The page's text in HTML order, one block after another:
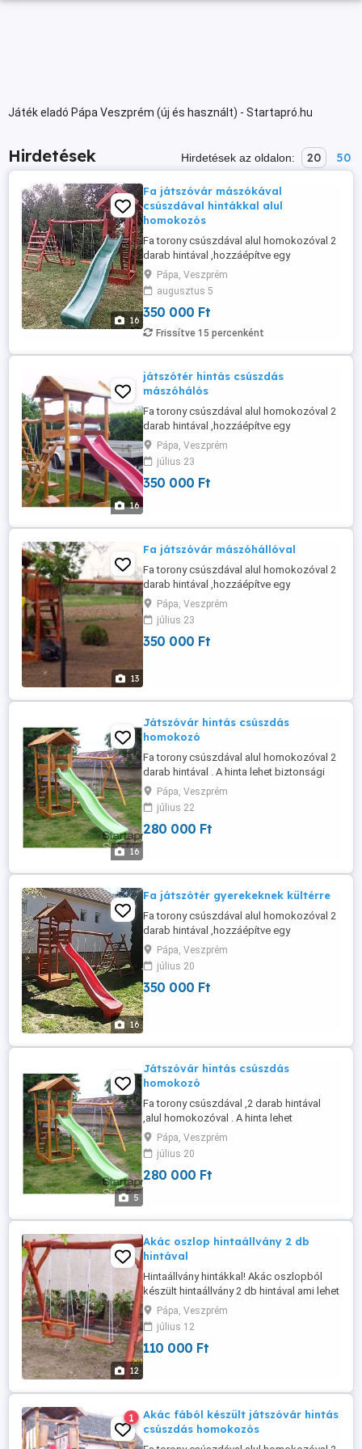
Játék eladó Pápa Veszprém (új és használt) - Startapró.hu
Hirdetések Hirdetések az oldalon: 20 50
16
Fa játszóvár mászókával
csúszdával hintákkal alul
homokozós
Fa torony csúszdával alul homokozóval 2
darab hintával ,hozzáépítve egy
mászóhálós mászókával amelynek egyik
oldala kötélháló a másik létra. A hinta
lehet biztonsági vagy lap hinta. A csúszda
csúszófelülete 3 méter színe választható
kék,zöld,sárga,piros. A játszóvár akácból
és tölgyből készül ami keményfa ...
Pápa, Veszprém
augusztus 5
350 000 Ft
Frissítve 15 percenként
16
játszótér hintás csúszdás
mászóhálós
Fa torony csúszdával alul homokozóval 2
darab hintával ,hozzáépítve egy
mászóhálós mászókával amelynek egyik
oldala kötélháló a másik létra. A hinta
lehet biztonsági vagy lap hinta. A csúszda
csúszófelülete 3 méter színe választható
Pápa, Veszprém
július 23
350 000 Ft
13
Fa játszóvár mászóhállóval
Fa torony csúszdával alul homokozóval 2
darab hintával ,hozzáépítve egy
mászóhálós mászókával amelynek egyik
oldala kötélháló a másik létra. A hinta
lehet biztonsági vagy lap hinta. A csúszda
csúszófelülete 3 méter színe választható
Pápa, Veszprém
július 23
350 000 Ft
16
Játszóvár hintás csúszdás
homokozó
Fa torony csúszdával alul homokozóval 2
darab hintával . A hinta lehet biztonsági
vagy lap hinta. A csúszda csúszófelülete
3 méter színe választható kék, zöld,
sárga, piros. A játszóvár akácból és
tölgyből készül ami keményfa így jobban
Pápa, Veszprém
július 22
280 000 Ft
16
Fa játszótér gyerekeknek kültérre
Fa torony csúszdával alul homokozóval 2
darab hintával ,hozzáépítve egy
mászóhálós mászókával amelynek egyik
oldala kötélháló a másik létra. A hinta
lehet biztonsági vagy lap hinta. A csúszda
csúszófelülete 3 méter színe választható
Pápa, Veszprém
július 20
350 000 Ft
5
Játszóvár hintás csúszdás
homokozó
Fa torony csúszdával ,2 darab hintával
,alul homokozóval . A hinta lehet
biztonsági vagy lap hinta. A csúszda
csúszófelülete 3 méter színe választható
kék,zöld,sárga,piros. A játszóvár akácból
és tölgyből készül ami keményfa így
Pápa, Veszprém
július 20
280 000 Ft
12
Akác oszlop hintaállvány 2 db
hintával
Hintaállvány hintákkal! Akác oszlopból
készült hintaállvány 2 db hintával ami lehet
lap vagy biztonsági. Akácból készül ami
keményfa így jobban ellenáll az időjárási
viszonyoknak színe választható, a
felületkezelést az ár tartalmazza. Csiszolt
Pápa, Veszprém
július 12
110 000 Ft
1
Akác fából készült játszóvár hintás
csúszdás homokozós